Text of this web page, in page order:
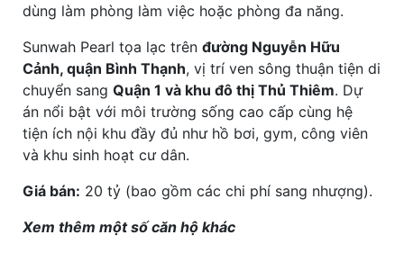
dùng làm phòng làm việc hoặc phòng đa năng.
Sunwah Pearl tọa lạc trên đường Nguyễn Hữu
Cảnh, quận Bình Thạnh, vị trí ven sông thuận tiện di
chuyển sang Quận 1 và khu đô thị Thủ Thiêm. Dự
án nổi bật với môi trường sống cao cấp cùng hệ
tiện ích nội khu đầy đủ như hồ bơi, gym, công viên
và khu sinh hoạt cư dân.
Giá bán: 20 tỷ (bao gồm các chi phí sang nhượng).
Xem thêm một số căn hộ khác